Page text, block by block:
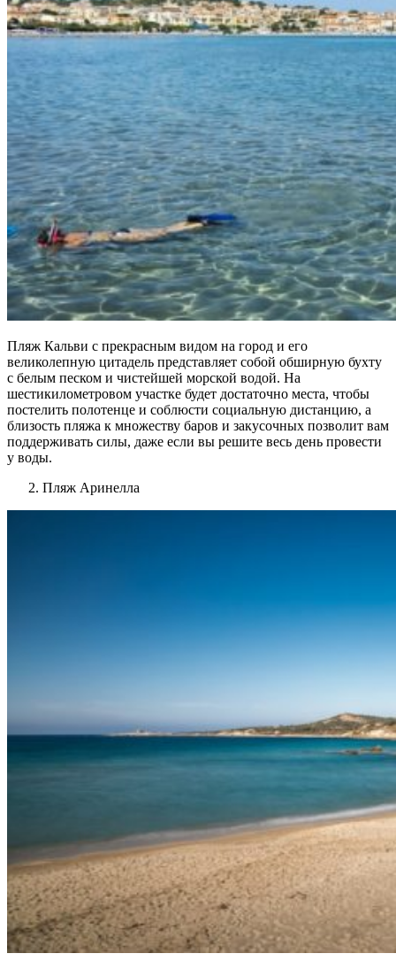
Пляж Кальви с прекрасным видом на город и его
великолепную цитадель представляет собой обширную бухту
с белым песком и чистейшей морской водой. На
шестикилометровом участке будет достаточно места, чтобы
постелить полотенце и соблюсти социальную дистанцию, а
близость пляжа к множеству баров и закусочных позволит вам
поддерживать силы, даже если вы решите весь день провести
у воды.
Пляж Аринелла